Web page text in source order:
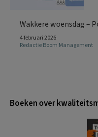
Wakkere woensdag –
4 februari 2026
Redactie Boom Management
Boeken over